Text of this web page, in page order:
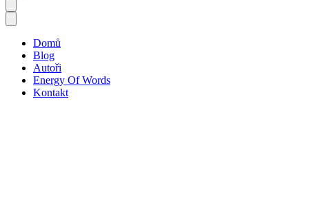
Domů
Blog
Autoři
Energy Of Words
Kontakt